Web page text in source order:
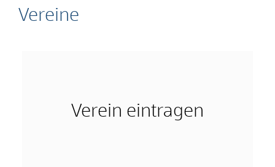
Vereine
Verein eintragen